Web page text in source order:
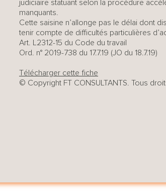
judiciaire statuant selon la procédure
manquants.
Cette saisine n’allonge pas le délai dont
tenir compte de difficultés particulières
Art. L2312-15 du Code du travail
Ord. n° 2019-738 du 17.7.19 (JO du 18.7.19)
Télécharger cette fiche
© Copyright FT CONSULTANTS. Tous